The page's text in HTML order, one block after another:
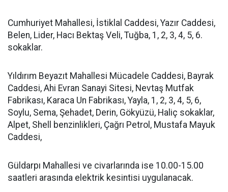
Cumhuriyet Mahallesi, İstiklal Caddesi, Yazır Caddesi,
Belen, Lider, Hacı Bektaş Veli, Tuğba, 1, 2, 3, 4, 5, 6.
sokaklar.
Yıldırım Beyazıt Mahallesi Mücadele Caddesi, Bayrak
Caddesi, Ahi Evran Sanayi Sitesi, Nevtaş Mutfak
Fabrikası, Karaca Un Fabrikası, Yayla, 1, 2, 3, 4, 5, 6,
Soylu, Sema, Şehadet, Derin, Gökyüzü, Haliç sokaklar,
Alpet, Shell benzinlikleri, Çağrı Petrol, Mustafa Mayuk
Caddesi,
Güldarpı Mahallesi ve civarlarında ise 10.00-15.00
saatleri arasında elektrik kesintisi uygulanacak.